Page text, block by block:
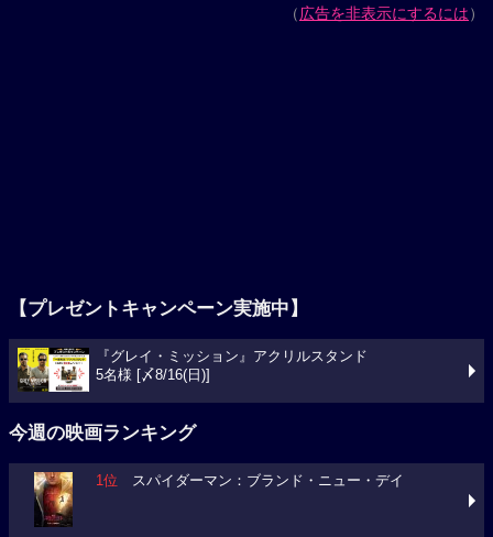
（広告を非表示にするには）
【プレゼントキャンペーン実施中】
『グレイ・ミッション』アクリルスタンド
5名様 [〆8/16(日)]
今週の映画ランキング
1位 スパイダーマン：ブランド・ニュー・デイ